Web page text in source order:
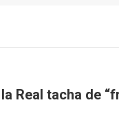
Real tacha de